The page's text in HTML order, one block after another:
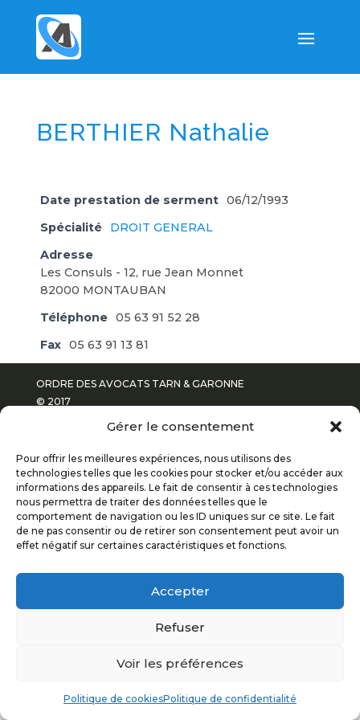
Gérer le consentement
Pour offrir les meilleures expériences, nous utilisons des
technologies telles que les cookies pour stocker et/ou accéder aux
informations des appareils. Le fait de consentir à ces technologies
nous permettra de traiter des données telles que le
comportement de navigation ou les ID uniques sur ce site. Le fait
de ne pas consentir ou de retirer son consentement peut avoir un
effet négatif sur certaines caractéristiques et fonctions.
Accepter
Refuser
Voir les préférences
Politique de cookiesPolitique de confidentialité
BERTHIER Nathalie
Date prestation de serment 06/12/1993
Spécialité
DROIT GENERAL
Adresse
Les Consuls - 12, rue Jean Monnet
82000 MONTAUBAN
Téléphone 05 63 91 52 28
Fax 05 63 91 13 81
ORDRE DES AVOCATS TARN & GARONNE
© 2017
MENTIONS LÉGALES
PLAN DU SITE